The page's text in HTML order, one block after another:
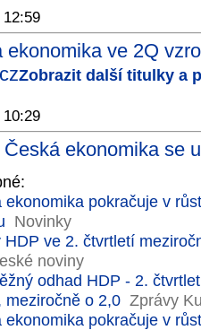
ekonomika ve 2Q
Zobrazit další titulky a
ekonomika se
ekonomika pokračuje v
Novinky
HDP ve 2. čtvrtletí
noviny
odhad HDP - 2.
meziročně o 2,0 Zprávy
ekonomika pokračuje v